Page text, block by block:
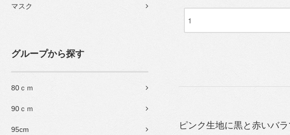
マスク
グループから探す
80ｃｍ
90ｃｍ
95cm
ピンク生地に黒と赤いバ